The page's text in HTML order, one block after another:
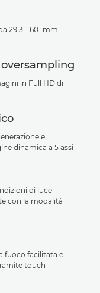
29.3 - 601 mm
in Full HD di
e
dinamica a 5 assi
di luce
con la modalità
fuoco facilitata e
touch